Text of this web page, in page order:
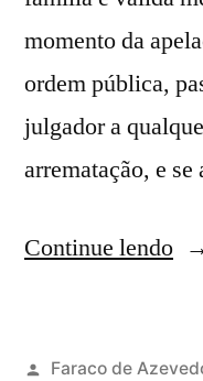
momento da
ordem pública,
julgador a
arrematação, e
Continue lendo
Faraco de